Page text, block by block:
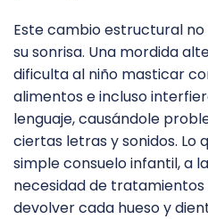
Este cambio estructural
su sonrisa. Una mordida
dificulta al niño masticar
alimentos e incluso
lenguaje, causándole
ciertas letras y sonidos. Lo
simple consuelo infantil, a
necesidad de
devolver cada hueso y